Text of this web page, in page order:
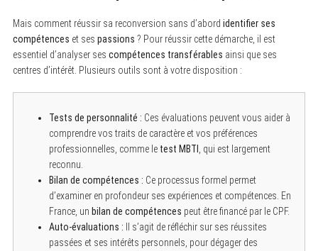
Mais comment réussir sa reconversion sans d’abord identifier ses
compétences et ses passions ? Pour réussir cette démarche, il est
essentiel d’analyser ses compétences transférables ainsi que ses
centres d’intérêt. Plusieurs outils sont à votre disposition :
Tests de personnalité : Ces évaluations peuvent vous aider à
comprendre vos traits de caractère et vos préférences
professionnelles, comme le test MBTI , qui est largement
reconnu.
Bilan de compétences : Ce processus formel permet
d’examiner en profondeur ses expériences et compétences. En
France, un bilan de compétences peut être financé par le CPF.
Auto-évaluations : Il s’agit de réfléchir sur ses réussites
passées et ses intérêts personnels, pour dégager des